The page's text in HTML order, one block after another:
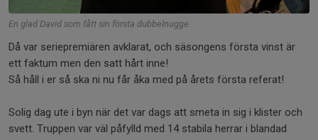
En glad David som fått sin första dubbelnugge.
Då var seriepremiären avklarat, och säsongens första vinst är
ett faktum men den satt hårt inne!
Så håll i er så ska ni nu får åka med på årets första referat!
Solig dag ute i byn när det var dags att smeta in sig i klister och
svett. Truppen var väl påfylld med 14 stabila herrar i blandad